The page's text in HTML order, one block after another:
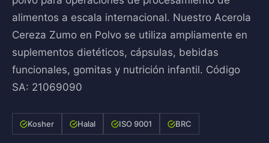
alimentos a escala internacional. Nuestro Acerola
Cereza Zumo en Polvo se utiliza ampliamente en
suplementos dietéticos, cápsulas, bebidas
funcionales, gomitas y nutrición infantil. Código
SA: 21069090
Kosher Halal ISO 9001 BRC